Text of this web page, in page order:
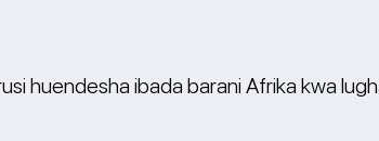
huendesha ibada barani Afrika kwa